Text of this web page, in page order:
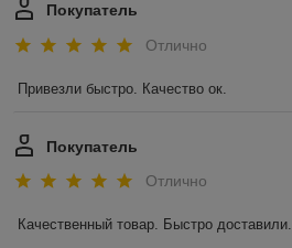
Покупатель
Отлично
Привезли быстро. Качество ок.
Покупатель
Отлично
Качественный товар. Быстро доставили.